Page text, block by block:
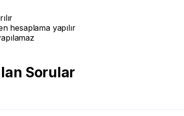
hesaplama yapılır
Sorular